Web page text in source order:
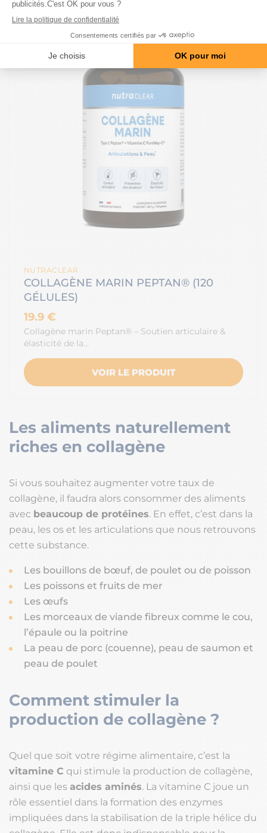
NUTRACLEAR
COLLAGÈNE MARIN PEPTAN® (120
GÉLULES)
19.9 €
Collagène marin Peptan® – Soutien articulaire &
élasticité de la…
VOIR LE PRODUIT
Les aliments naturellement
riches en collagène
Si vous souhaitez augmenter votre taux de
collagène, il faudra alors consommer des aliments
avec beaucoup de protéines. En effet, c’est dans la
peau, les os et les articulations que nous retrouvons
cette substance.
Les bouillons de bœuf, de poulet ou de poisson
Les poissons et fruits de mer
Les œufs
Les morceaux de viande fibreux comme le cou,
l’épaule ou la poitrine
La peau de porc (couenne), peau de saumon et
peau de poulet
Comment stimuler la
production de collagène ?
Quel que soit votre régime alimentaire, c’est la
vitamine C qui stimule la production de collagène,
ainsi que les acides aminés. La vitamine C joue un
rôle essentiel dans la formation des enzymes
impliquées dans la stabilisation de la triple hélice du